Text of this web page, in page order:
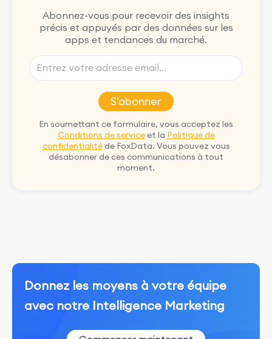
Abonnez-vous pour recevoir des insights
précis et appuyés par des données sur les
apps et tendances du marché.
S'abonner
En soumettant ce formulaire, vous acceptez les
Conditions de serviceet la Politique de
confidentialitéde FoxData. Vous pouvez vous
désabonner de ces communications à tout
moment.
Donnez les moyens à votre équipe
avec notre Intelligence Marketing